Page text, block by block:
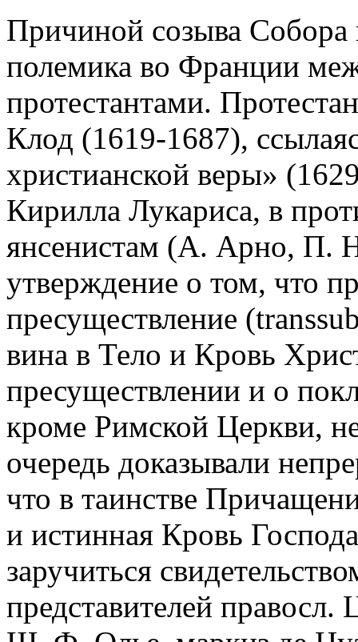
Причиной созыва Собора
полемика во Франции
протестантами.
Клод (1619-1687),
христианской веры»
Кирилла Лукариса, в
янсенистам (А. Арно, П.
утверждение о том, что
пресуществление
вина в Тело и Кровь
пресуществлении и о
кроме Римской Церкви,
очередь доказывали
что в таинстве
и истинная Кровь
заручиться
представителей